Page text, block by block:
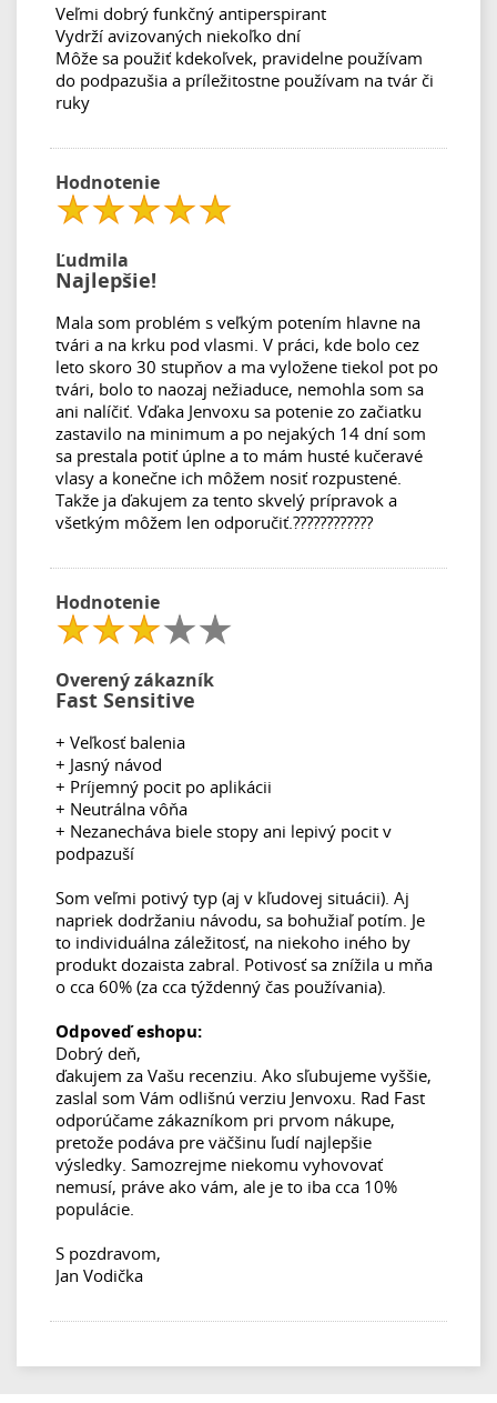
Veľmi dobrý funkčný antiperspirant
Vydrží avizovaných niekoľko dní
Môže sa použiť kdekoľvek, pravidelne používam
do podpazušia a príležitostne používam na tvár či
ruky
Hodnotenie
Ľudmila
Najlepšie!
Mala som problém s veľkým potením hlavne na
tvári a na krku pod vlasmi. V práci, kde bolo cez
leto skoro 30 stupňov a ma vyložene tiekol pot po
tvári, bolo to naozaj nežiaduce, nemohla som sa
ani nalíčiť. Vďaka Jenvoxu sa potenie zo začiatku
zastavilo na minimum a po nejakých 14 dní som
sa prestala potiť úplne a to mám husté kučeravé
vlasy a konečne ich môžem nosiť rozpustené.
Takže ja ďakujem za tento skvelý prípravok a
všetkým môžem len odporučiť.????????????
Hodnotenie
Overený zákazník
Fast Sensitive
+ Veľkosť balenia
+ Jasný návod
+ Príjemný pocit po aplikácii
+ Neutrálna vôňa
+ Nezanecháva biele stopy ani lepivý pocit v
podpazuší
Som veľmi potivý typ (aj v kľudovej situácii). Aj
napriek dodržaniu návodu, sa bohužiaľ potím. Je
to individuálna záležitosť, na niekoho iného by
produkt dozaista zabral. Potivosť sa znížila u mňa
o cca 60% (za cca týždenný čas používania).
Odpoveď eshopu:
Dobrý deň,
ďakujem za Vašu recenziu. Ako sľubujeme vyššie,
zaslal som Vám odlišnú verziu Jenvoxu. Rad Fast
odporúčame zákazníkom pri prvom nákupe,
pretože podáva pre väčšinu ľudí najlepšie
výsledky. Samozrejme niekomu vyhovovať
nemusí, práve ako vám, ale je to iba cca 10%
populácie.
S pozdravom,
Jan Vodička